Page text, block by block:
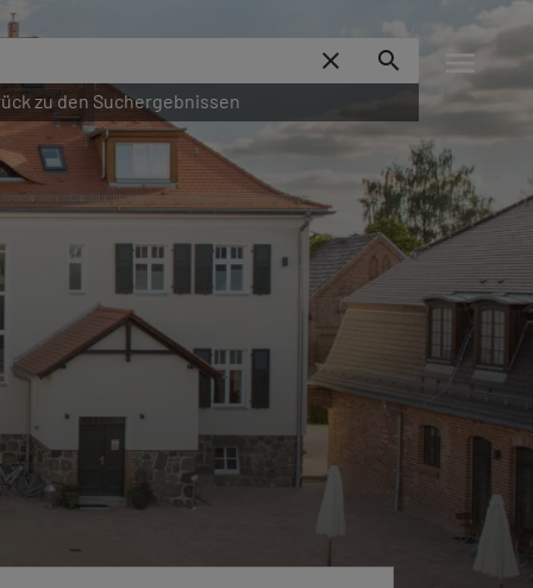
close
search
zu den Suchergebnissen
menu